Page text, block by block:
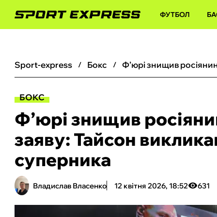
ФУТБОЛ
sport-express бокс
БОКС
Ф’юрі знищив
заяву: Тайсон
суперника
Владислав Власенко 12 квітня 2026, 18:52 631